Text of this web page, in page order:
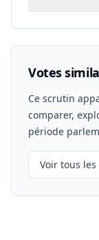
Votes
Ce scrutin
comparer,
période
Voir tous les